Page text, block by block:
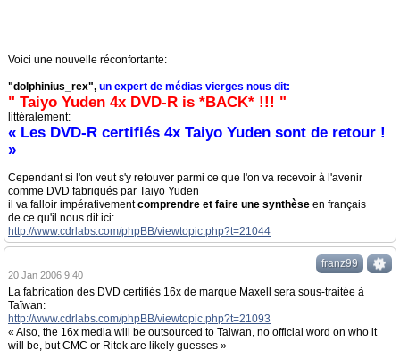
Voici une nouvelle réconfortante:
"dolphinius_rex", un expert de médias vierges nous dit:
" Taiyo Yuden 4x DVD-R is *BACK* !!! "
littéralement:
« Les DVD-R certifiés 4x Taiyo Yuden sont de retour !
»
Cependant si l'on veut s'y retouver parmi ce que l'on va recevoir à l'avenir
comme DVD fabriqués par Taiyo Yuden
il va falloir impérativementcomprendre et faire une synthèse en français
de ce qu'il nous dit ici:
http://www.cdrlabs.com/phpBB/viewtopic.php?t=21044
franz99
20 Jan 2006 9:40
La fabrication des DVD certifiés 16x de marque Maxell sera sous-traitée à
Taïwan:
http://www.cdrlabs.com/phpBB/viewtopic.php?t=21093
« Also, the 16x media will be outsourced to Taiwan, no official word on who it
will be, but CMC or Ritek are likely guesses »